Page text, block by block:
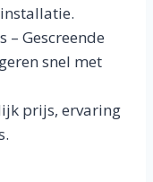
– Gescreende
snel met
prijs, ervaring